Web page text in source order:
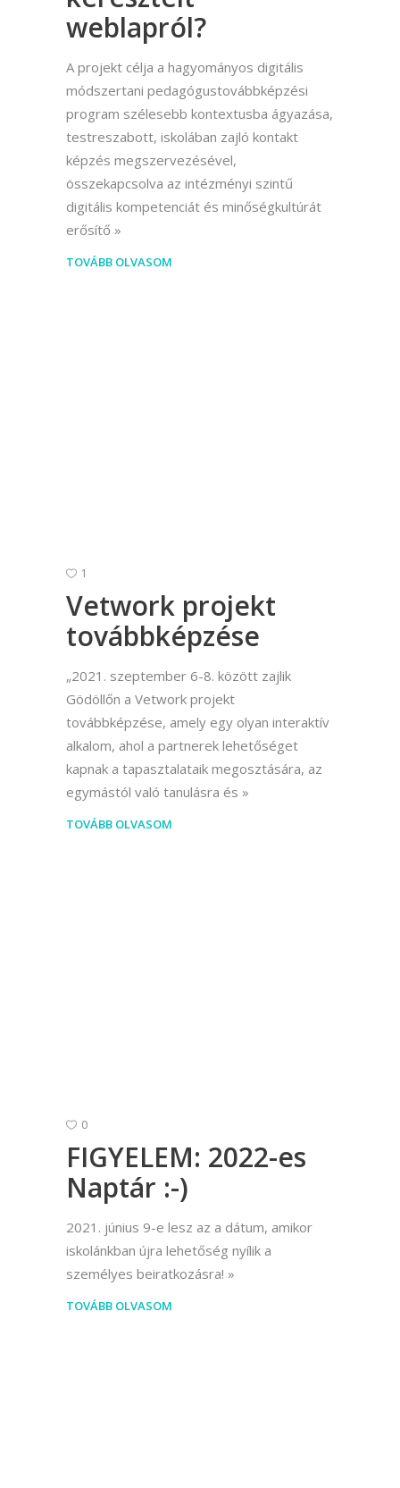
weblapról?
A projekt célja a hagyományos digitális
módszertani pedagógustovábbképzési
program szélesebb kontextusba ágyazása,
testreszabott, iskolában zajló kontakt
képzés megszervezésével,
összekapcsolva az intézményi szintű
digitális kompetenciát és minőségkultúrát
erősítő
TOVÁBB OLVASOM
1
Vetwork projekt
továbbképzése
„2021. szeptember 6-8. között zajlik
Gödöllőn a Vetwork projekt
továbbképzése, amely egy olyan interaktív
alkalom, ahol a partnerek lehetőséget
kapnak a tapasztalataik megosztására, az
egymástól való tanulásra és
TOVÁBB OLVASOM
0
FIGYELEM: 2022-es
Naptár :-)
2021. június 9-e lesz az a dátum, amikor
iskolánkban újra lehetőség nyílik a
személyes beiratkozásra!
TOVÁBB OLVASOM